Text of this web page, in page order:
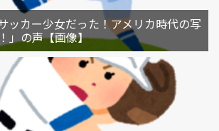
ッカー少女だった！アメリカ時代の写
」の声【画像】